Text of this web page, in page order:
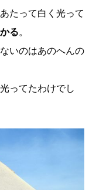
たって白く光って
る。
いのはあのへんの
ってたわけでし